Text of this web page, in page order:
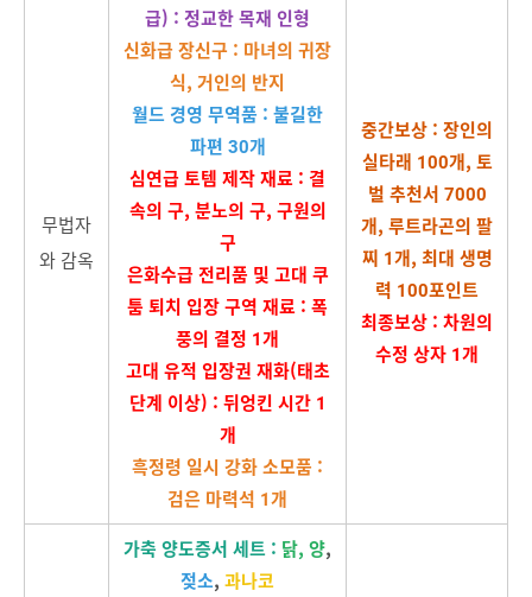
무법자
와 감옥
급) : 정교한 목재 인형
신화급 장신구 : 마녀의 귀장
식, 거인의 반지
월드 경영 무역품 : 불길한
파편 30개
심연급 토템 제작 재료 : 결
속의 구, 분노의 구, 구원의
구
은화수급 전리품 및 고대 쿠
툼 퇴치 입장 구역 재료 : 폭
풍의 결정 1개
고대 유적 입장권 재화(태초
단계 이상) : 뒤엉킨 시간 1
개
흑정령 일시 강화 소모품 :
검은 마력석 1개
중간보상 : 장인의
실타래 100개, 토
벌 추천서 7000
개, 루트라곤의 팔
찌 1개, 최대 생명
력 100포인트
최종보상 : 차원의
수정 상자 1개
가축 양도증서 세트 : 닭, 양,
젖소, 과나코